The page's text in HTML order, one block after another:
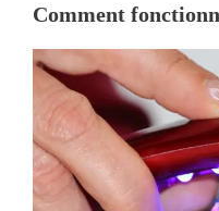
Comment